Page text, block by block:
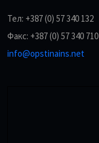
Тел: +387 (0) 57 340 132
Факс: +387 (0) 57 340 710
info@opstinains.net